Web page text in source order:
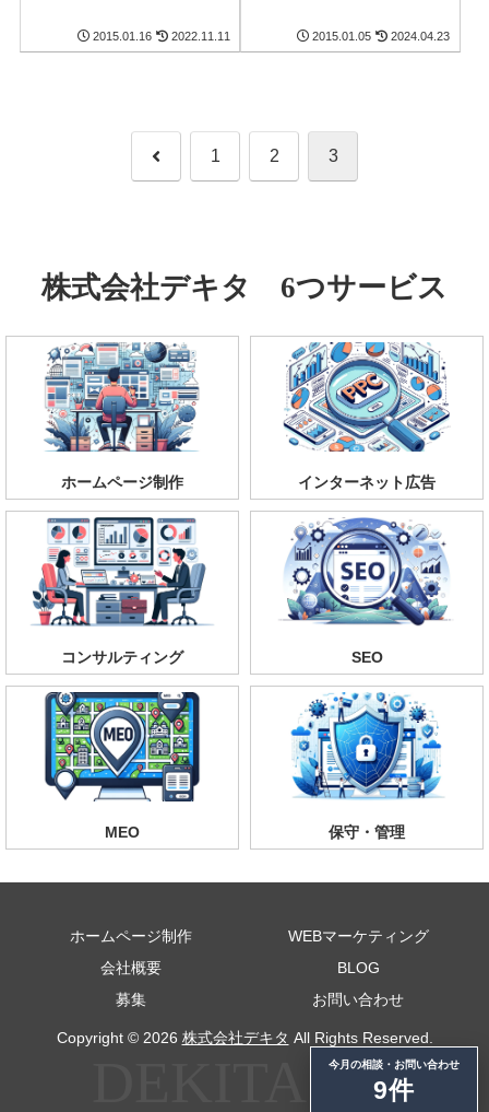
2015.01.16 2022.11.11 2015.01.05 2024.04.23
前 1 2 3
株式会社デキタ 6つサービス
ホームページ制作 インターネット広告
コンサルティング SEO
MEO 保守・管理
ホームページ制作
WEBマーケティング
会社概要
BLOG
募集
お問い合わせ
Copyright © 2026 株式会社デキタ All Rights Reserved.
今月の相談・お問い合わせ
9件